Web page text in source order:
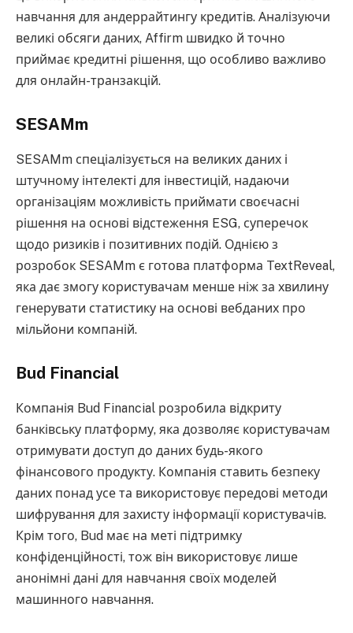
навчання для андеррайтингу кредитів. Аналізуючи
великі обсяги даних, Affirm швидко й точно
приймає кредитні рішення, що особливо важливо
для онлайн-транзакцій.
SESAMm
SESAMm спеціалізується на великих даних і
штучному інтелекті для інвестицій, надаючи
організаціям можливість приймати своєчасні
рішення на основі відстеження ESG, суперечок
щодо ризиків і позитивних подій. Однією з
розробок SESAMm є готова платформа TextReveal,
яка дає змогу користувачам менше ніж за хвилину
генерувати статистику на основі вебданих про
мільйони компаній.
Bud Financial
Компанія Bud Financial розробила відкриту
банківську платформу, яка дозволяє користувачам
отримувати доступ до даних будь-якого
фінансового продукту. Компанія ставить безпеку
даних понад усе та використовує передові методи
шифрування для захисту інформації користувачів.
Крім того, Bud має на меті підтримку
конфіденційності, тож він використовує лише
анонімні дані для навчання своїх моделей
машинного навчання.